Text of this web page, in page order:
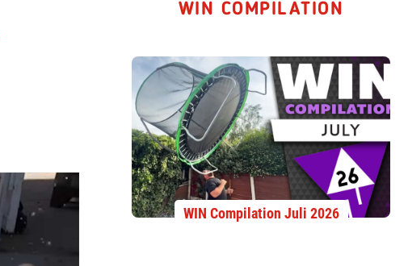
WIN COMPILATION
WIN Compilation Juli 2026